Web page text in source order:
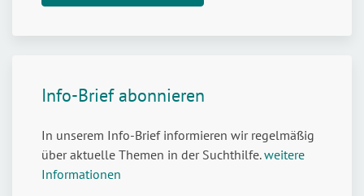
Info-Brief abonnieren
In unserem Info-Brief informieren wir regelmäßig
über aktuelle Themen in der Suchthilfe.weitere
Informationen